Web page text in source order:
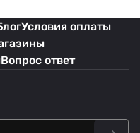
Условия оплаты
Вопрос ответ